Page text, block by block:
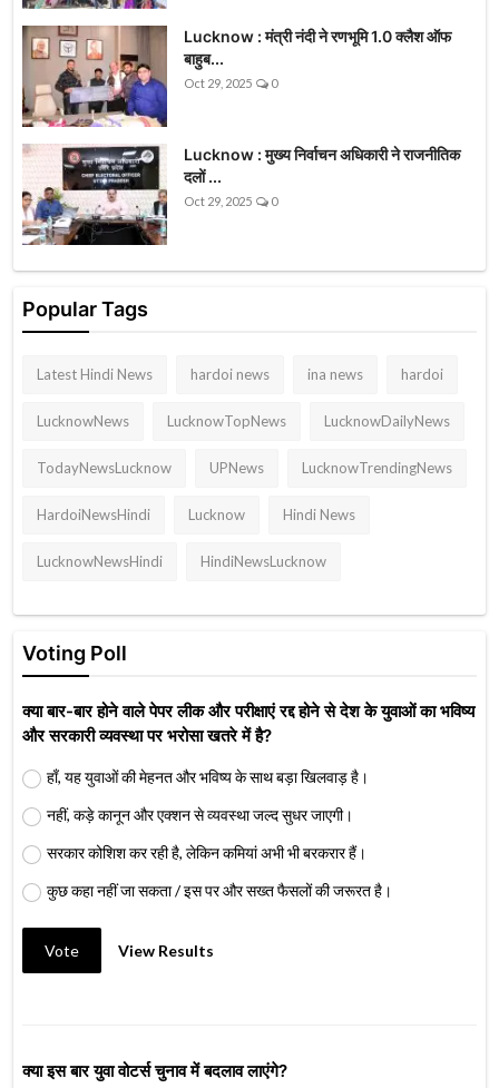
Lucknow : मंत्री नंदी ने रणभूमि 1.0 क्लैश ऑफ
बाहुब...
Oct 29, 2025 0
Lucknow : मुख्य निर्वाचन अधिकारी ने राजनीतिक
दलों ...
Oct 29, 2025 0
Popular Tags
Latest Hindi News hardoi news ina news hardoi
LucknowNews LucknowTopNews LucknowDailyNews
TodayNewsLucknow UPNews LucknowTrendingNews
HardoiNewsHindi Lucknow Hindi News
LucknowNewsHindi HindiNewsLucknow
Voting Poll
क्या बार-बार होने वाले पेपर लीक और परीक्षाएं रद्द होने से देश के युवाओं का भविष्य
और सरकारी व्यवस्था पर भरोसा खतरे में है?
हाँ, यह युवाओं की मेहनत और भविष्य के साथ बड़ा खिलवाड़ है।
नहीं, कड़े कानून और एक्शन से व्यवस्था जल्द सुधर जाएगी।
सरकार कोशिश कर रही है, लेकिन कमियां अभी भी बरकरार हैं।
कुछ कहा नहीं जा सकता / इस पर और सख्त फैसलों की जरूरत है।
Vote View Results
क्या इस बार युवा वोटर्स चुनाव में बदलाव लाएंगे?